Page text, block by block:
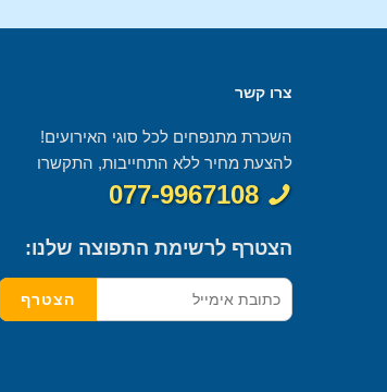
צרו קשר
השכרת מתנפחים לכל סוגי האירועים!
להצעת מחיר ללא התחייבות, התקשרו
077-9967108
הצטרף לרשימת התפוצה שלנו: